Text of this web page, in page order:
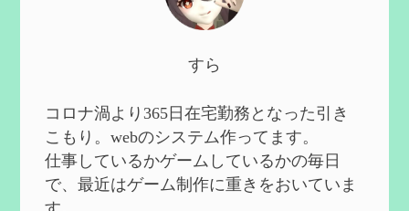
第５８回 集敵以外のすべてを持ってしま
ったサポーターシロネンの解説【2凸ま
2024/09/02
第５７回 アチーブメント「対決者・１」
を手に入れたい
を作成
2024/09/02
第５６回 ムアラニの簡易解説と使用感な
すら
コロナ渦より365日在宅勤務となった引き
こもり。webのシステム作ってます。
仕事しているかゲームしているかの毎日
で、最近はゲーム制作に重きをおいていま